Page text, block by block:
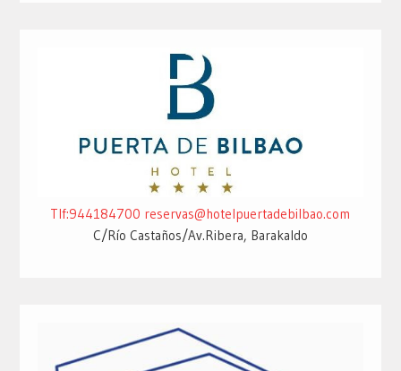
Tlf:944184700 reservas@hotelpuertadebilbao.com
C/Río Castaños/Av.Ribera, Barakaldo